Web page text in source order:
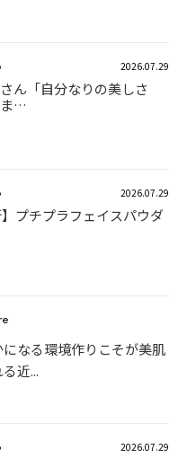
2026.07.29
ん「自分なりの美しさ
…
2026.07.29
】プチプラフェイスパウダ
なる環境作りこそが美肌
近...
2026.07.29